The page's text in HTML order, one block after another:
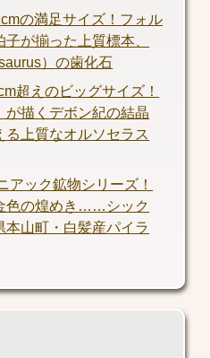
の満足サイズ！フォル
が揃った上質標本、
）の歯化石
超えのビッグサイズ！
が描くデボン紀の結晶
る上質なオルソセラス
アック鉱物シリーズ！
色の煌めき……シック
本山町・白髪産パイラ